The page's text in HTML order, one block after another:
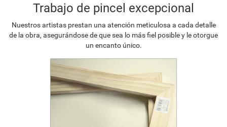
Trabajo de pincel excepcional
Nuestros artistas prestan una atención meticulosa a cada detalle
de la obra, asegurándose de que sea lo más fiel posible y le otorgue
un encanto único.